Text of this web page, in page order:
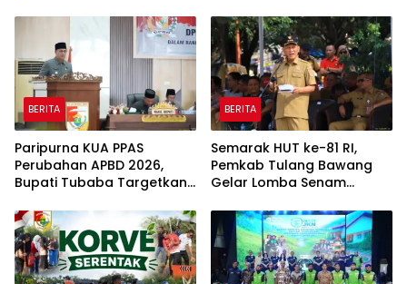
BERITA
Paripurna KUA PPAS
Perubahan APBD 2026,
Bupati Tubaba Targetkan
Rp820,3 Miliar
BERITA
Semarak HUT ke-81 RI,
Pemkab Tulang Bawang
Gelar Lomba Senam